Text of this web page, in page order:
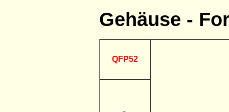
Gehäuse -
QFP52